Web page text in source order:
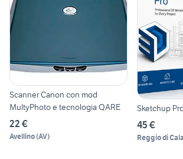
Scanner Canon con mod
MultyPhoto e tecnologia QARE
22 €
Avellino(AV)
Sketchup
45 €
Reggio di